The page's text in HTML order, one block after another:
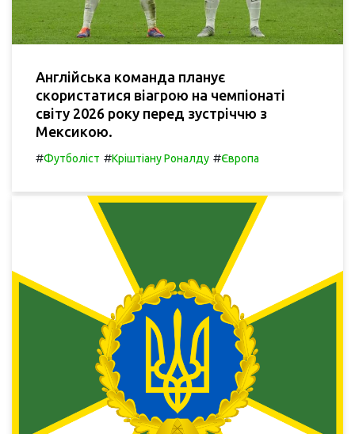
Англійська команда планує
скористатися віагрою на чемпіонаті
світу 2026 року перед зустріччю з
Мексикою.
#Футболіст #Кріштіану Роналду #Європа